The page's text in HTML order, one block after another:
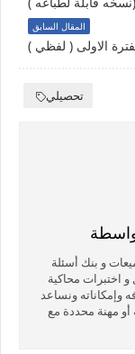
المقال السابق
تحصيلي
و بنك أسئلة
و اختبرات محاكية
وإمكاناته ونساعد
مهنة محددة مع